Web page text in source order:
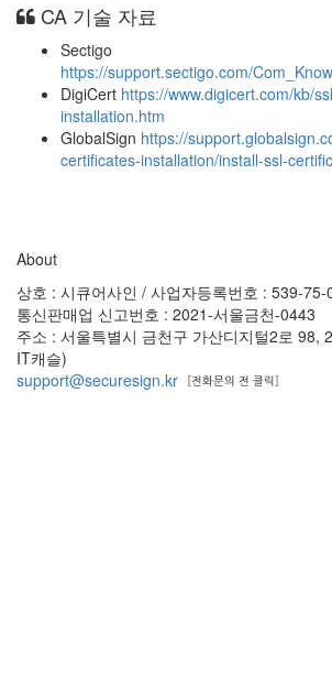
CA 기술 자료
Sectigo
https://support.sectigo.com/
DigiCert https://www.digicert.com/kb/
installation.htm
GlobalSign https://
certificates-installation/install-ssl-
About
상호 : 시큐어사인 / 사업자등록번호 : 539-75-
통신판매업 신고번호 : 2021-서울금천-0443
주소 : 서울특별시 금천구 가산디지털2로 98,
IT캐슬)
support@securesign.kr